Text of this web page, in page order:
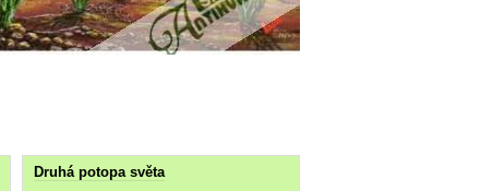
Druhá potopa světa